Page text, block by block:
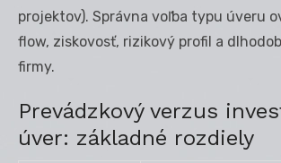
projektov). Správna voľba typu úveru
flow, ziskovosť, rizikový profil a
firmy.
Prevádzkový verzus
úver: základné rozdiely